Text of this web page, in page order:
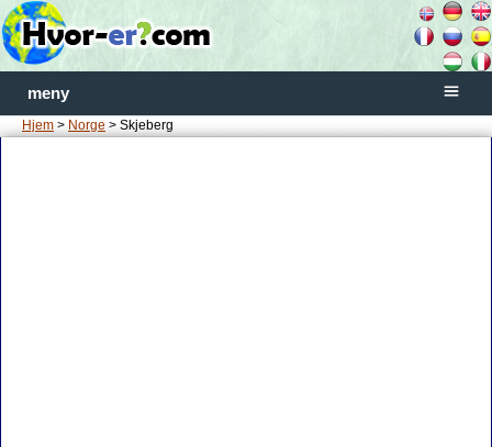
meny
Hjem > Norge > Skjeberg